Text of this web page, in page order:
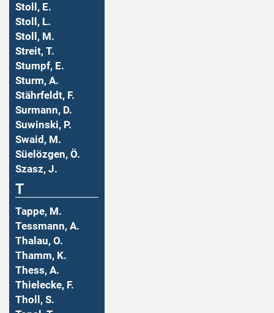
Stoll, E.
Stoll, L.
Stoll, M.
Streit, T.
Stumpf, E.
Sturm, A.
Stährfeldt, F.
Surmann, D.
Suwinski, P.
Swaid, M.
Süelözgen, Ö.
Szasz, J.
T
Tappe, M.
Tessmann, A.
Thalau, O.
Thamm, K.
Thess, A.
Thielecke, F.
Tholl, S.